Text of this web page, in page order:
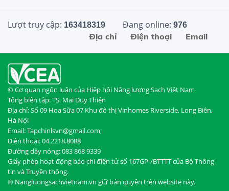
Lượt truy cập: 163418319 Đang online: 976
Email
Điện thoại
Địa chỉ
© Cơ quan ngôn luận của Hiệp hội Năng lượng Sạch Việt Nam
Tổng biên tập: TS. Mai Duy Thiện
Địa chỉ: Số 09 Hoa Sữa 07 Khu đô thị Vinhomes Riverside, Long Biên,
Hà Nội
Email: Tapchinlsvn@gmail.com;
Điện thoại: 04.2218.8088
Đường dây nóng: 083 868 9339
Giấy phép hoạt động báo chí điện tử số 167GP-/BTTTT của Bộ Thông
tin và Truyền thông.
® Nangluongsachvietnam.vn giữ bản quyền trên website này.